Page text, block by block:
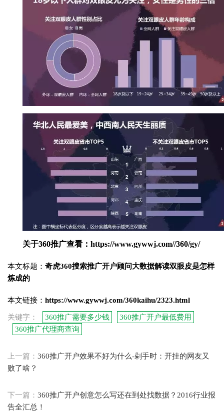
关于360推广查看：https://www.gywwj.com//360/gy/
本文标题： 奇虎360搜索推广开户顾问大数据解读双眼皮是怎样
炼成的
本文链接： https://www.gywwj.com/360kaihu/2323.html
关键字： 360推广需要多少钱
360推广开户最低费用
360推广代理商查询
上一篇： 360推广开户效果不好为什么-剁手时：开挂的网友又
败了啥？
下一篇： 360推广开户创意怎么写还在到处找数据？2016行业报
告全汇总！